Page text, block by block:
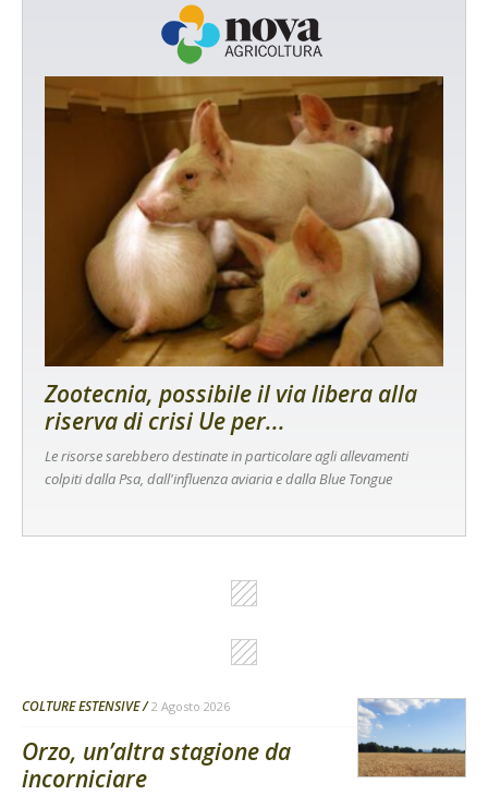
Zootecnia, possibile il via libera alla
riserva di crisi Ue per...
Le risorse sarebbero destinate in particolare agli allevamenti
colpiti dalla Psa, dall'influenza aviaria e dalla Blue Tongue
COLTURE ESTENSIVE 2 Agosto 2026
Orzo, un’altra stagione da
incorniciare